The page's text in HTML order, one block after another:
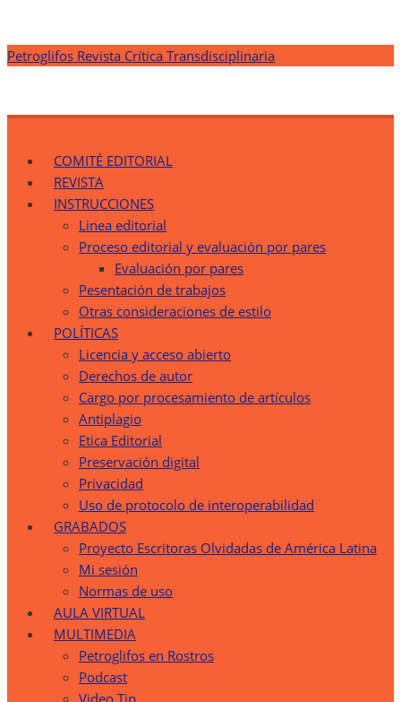
Saltar
Petroglifos Revista Crítica Transdisciplinaria
COMITÉ EDITORIAL
REVISTA
INSTRUCCIONES
Linea editorial
Proceso editorial y evaluación por pares
Evaluación por pares
Pesentación de trabajos
Otras consideraciones de estilo
POLÍTICAS
Licencia y acceso abierto
Derechos de autor
Cargo por procesamiento de artículos
Antiplagio
Etica Editorial
Preservación digital
Privacidad
Uso de protocolo de interoperabilidad
GRABADOS
Proyecto Escritoras Olvidadas de América Latina
Mi sesión
Normas de uso
AULA VIRTUAL
MULTIMEDIA
Petroglifos en Rostros
Podcast
Video Tip